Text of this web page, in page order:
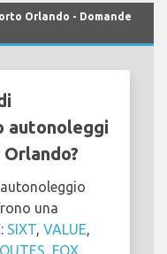
Orlando - Domande
autonoleggi
una
SIXT, VALUE,
, FOX,